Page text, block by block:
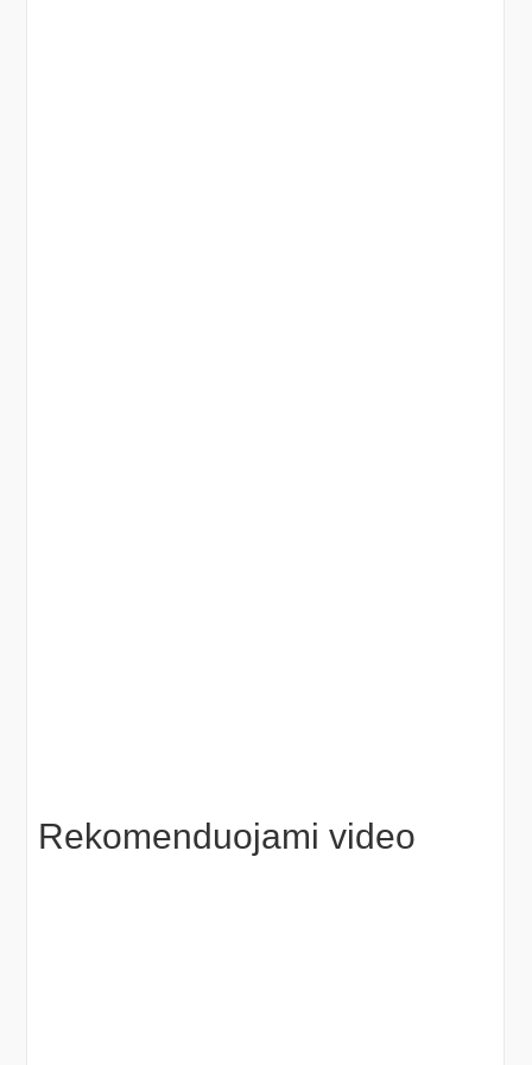
Rekomenduojami video